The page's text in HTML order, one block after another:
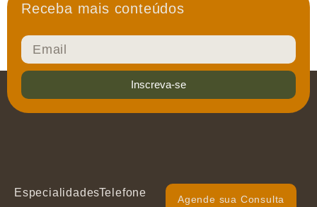
Receba mais conteúdos
Inscreva-se
EspecialidadesTelefone
Agende sua Consulta